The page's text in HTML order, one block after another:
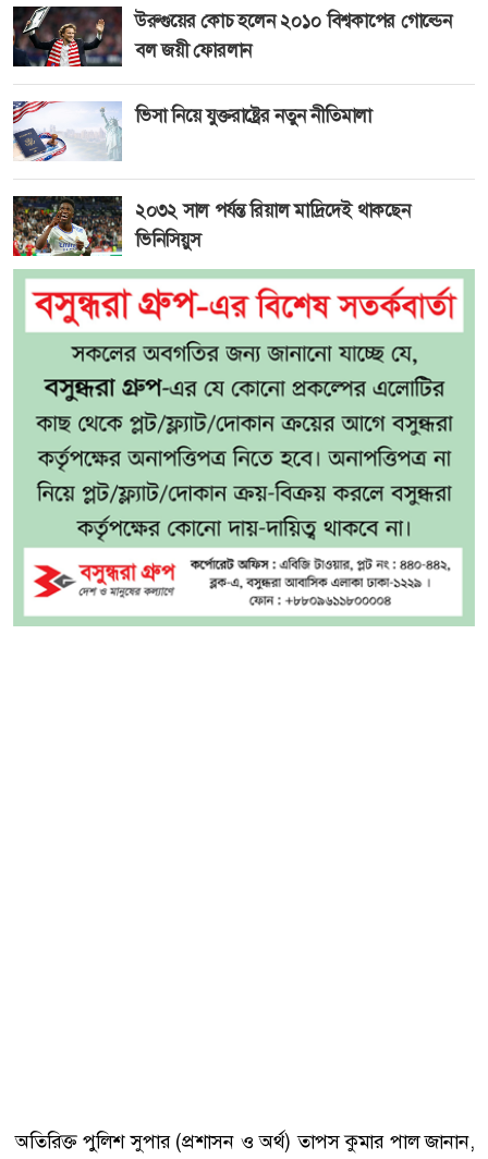
উরুগুয়ের কোচ হলেন ২০১০ বিশ্বকাপের গোল্ডেন
বল জয়ী ফোরলান
ভিসা নিয়ে যুক্তরাষ্ট্রের নতুন নীতিমালা
২০৩২ সাল পর্যন্ত রিয়াল মাদ্রিদেই থাকছেন
ভিনিসিয়ুস
অতিরিক্ত পুলিশ সুপার (প্রশাসন ও অর্থ) তাপস কুমার পাল জানান,